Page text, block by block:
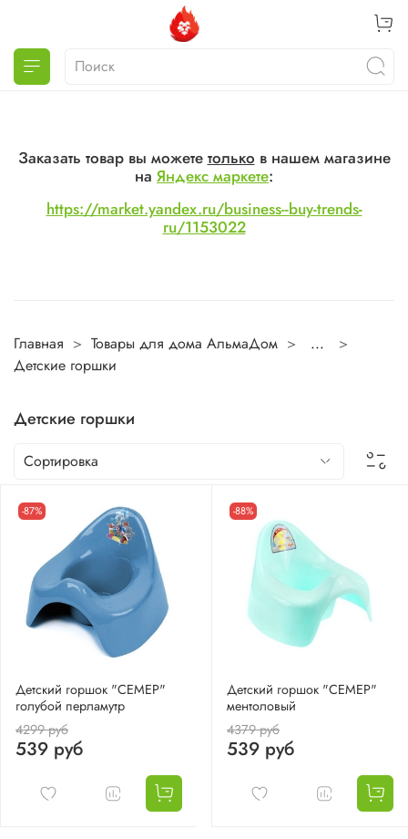
Заказать товар вы можете только в нашем магазине
на Яндекс маркете:
https://market.yandex.ru/business--buy-trends-
ru/1153022
Главная Товары для дома АльмаДом
...
Детские горшки
Детские горшки
-87%
Детский горшок "СЕМЕР"
голубой перламутр
4299 руб
539 руб
-88%
Детский горшок "СЕМЕР"
ментоловый
4379 руб
539 руб